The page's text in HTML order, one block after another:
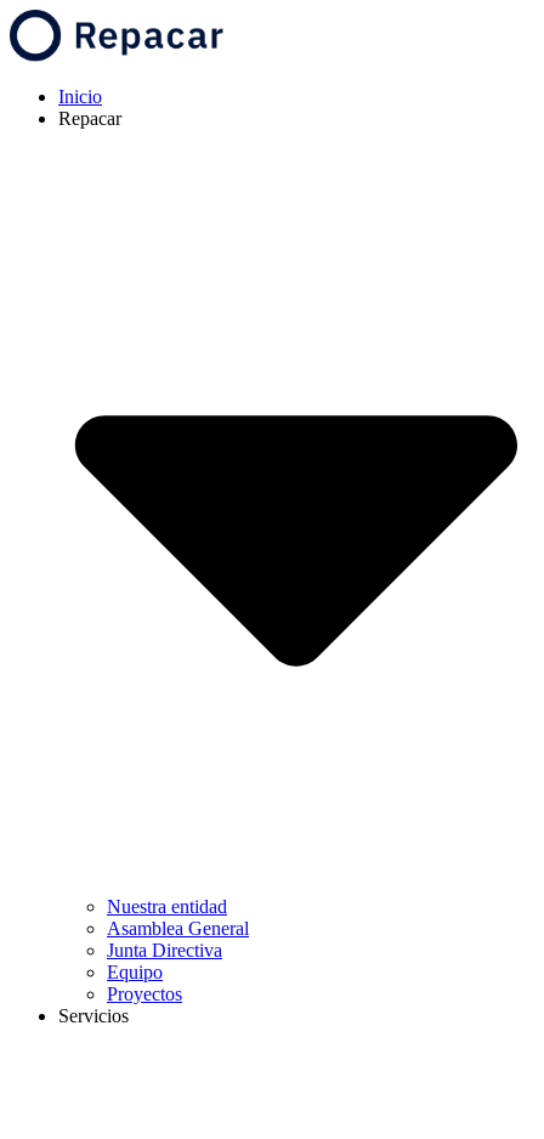
Inicio
Repacar
Nuestra entidad
Asamblea General
Junta Directiva
Equipo
Proyectos
Servicios